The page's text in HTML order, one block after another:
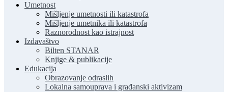
Umetnost
Mišljenje umetnosti ili katastrofa
Mišljenje umetnika ili katastrofa
Raznorodnost kao istrajnost
Izdavaštvo
Bilten STANAR
Knjige & publikacije
Edukacija
Obrazovanje odraslih
Lokalna samouprava i građanski aktivizam